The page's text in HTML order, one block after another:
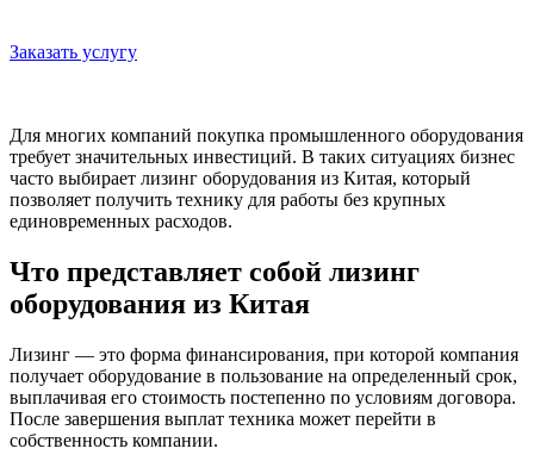
Заказать услугу
Для многих компаний покупка промышленного оборудования
требует значительных инвестиций. В таких ситуациях бизнес
часто выбирает лизинг оборудования из Китая, который
позволяет получить технику для работы без крупных
единовременных расходов.
Что представляет собой лизинг
оборудования из Китая
Лизинг — это форма финансирования, при которой компания
получает оборудование в пользование на определенный срок,
выплачивая его стоимость постепенно по условиям договора.
После завершения выплат техника может перейти в
собственность компании.